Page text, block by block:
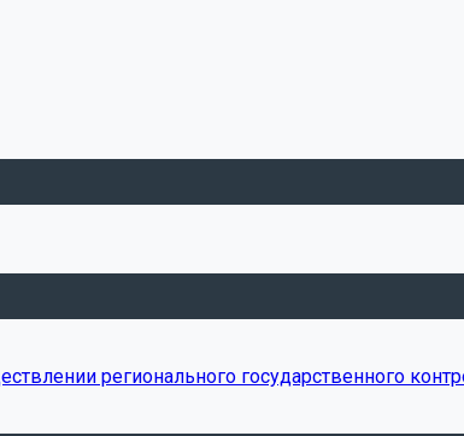
регионального государственного